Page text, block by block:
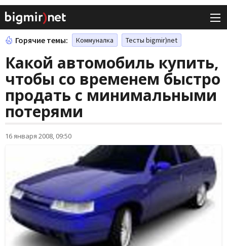
Горячие темы: Коммуналка Тесты bigmir)net
Какой автомобиль купить,
чтобы со временем быстро
продать с минимальными
потерями
16 января 2008, 09:50